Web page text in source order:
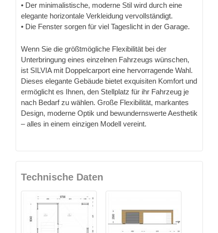
• Der minimalistische, moderne Stil wird durch eine
elegante horizontale Verkleidung vervollständigt.
• Die Fenster sorgen für viel Tageslicht in der Garage.
Wenn Sie die größtmögliche Flexibilität bei der
Unterbringung eines einzelnen Fahrzeugs wünschen,
ist SILVIA mit Doppelcarport eine hervorragende Wahl.
Dieses elegante Gebäude bietet exquisiten Komfort und
ermöglicht es Ihnen, den Stellplatz für ihr Fahrzeug je
nach Bedarf zu wählen. Große Flexibilität, markantes
Design, moderne Optik und bewundernswerte Aesthetik
– alles in einem einzigen Modell vereint.
Technische Daten